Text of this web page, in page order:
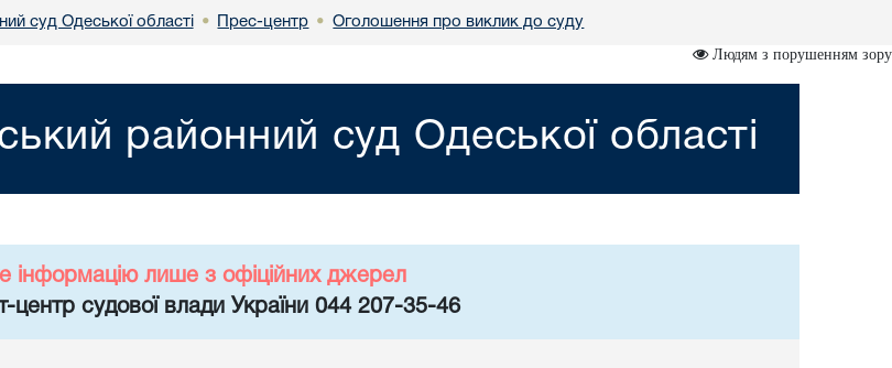
суд Одеської області • Прес-центр • Оголошення про виклик до суду
Людям з порушенням зору
районний суд Одеської області
інформацію лише з офіційних джерел
центр судової влади України 044 207-35-46